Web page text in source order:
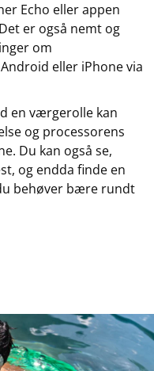
Echo eller appen
er også nemt og
om
eller iPhone via
en værgerolle kan
og processorens
Du kan også se,
og endda finde en
behøver bære rundt